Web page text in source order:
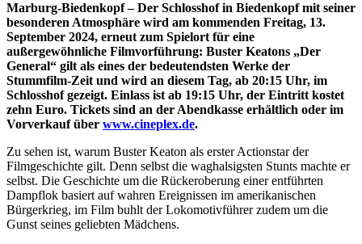
Marburg-Biedenkopf – Der Schlosshof in Biedenkopf mit seiner
besonderen Atmosphäre wird am kommenden Freitag, 13.
September 2024, erneut zum Spielort für eine
außergewöhnliche Filmvorführung: Buster Keatons „Der
General“ gilt als eines der bedeutendsten Werke der
Stummfilm-Zeit und wird an diesem Tag, ab 20:15 Uhr, im
Schlosshof gezeigt. Einlass ist ab 19:15 Uhr, der Eintritt kostet
zehn Euro. Tickets sind an der Abendkasse erhältlich oder im
Vorverkauf über www.cineplex.de.
Zu sehen ist, warum Buster Keaton als erster Actionstar der
Filmgeschichte gilt. Denn selbst die waghalsigsten Stunts machte er
selbst. Die Geschichte um die Rückeroberung einer entführten
Dampflok basiert auf wahren Ereignissen im amerikanischen
Bürgerkrieg, im Film buhlt der Lokomotivführer zudem um die
Gunst seines geliebten Mädchens.